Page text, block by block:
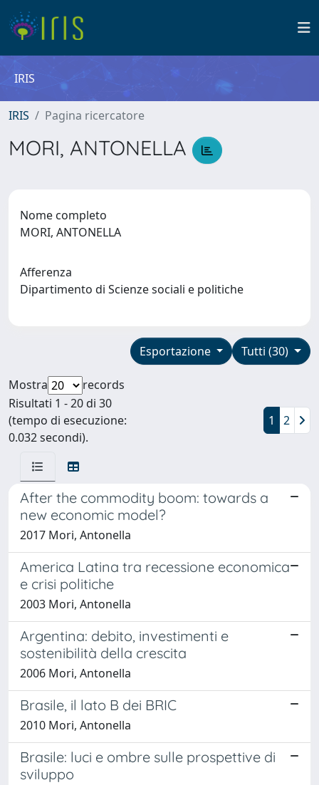
IRIS
IRIS Pagina ricercatore
MORI, ANTONELLA
Nome completo
MORI, ANTONELLA
Afferenza
Dipartimento di Scienze sociali e politiche
Tutti (30)
Esportazione
Mostra
records
Risultati 1 - 20 di 30
(tempo di esecuzione:
0.032 secondi).
1 2
After the commodity boom: towards a
new economic model?
2017 Mori, Antonella
America Latina tra recessione economica
e crisi politiche
2003 Mori, Antonella
Argentina: debito, investimenti e
sostenibilità della crescita
2006 Mori, Antonella
Brasile, il lato B dei BRIC
2010 Mori, Antonella
Brasile: luci e ombre sulle prospettive di
sviluppo